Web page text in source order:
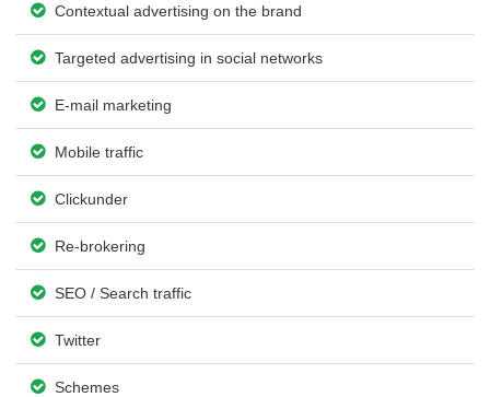
Contextual advertising on the brand
Targeted advertising in social networks
E-mail marketing
Mobile traffic
Clickunder
Re-brokering
SEO / Search traffic
Twitter
Schemes